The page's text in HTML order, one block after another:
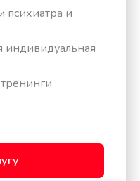
психиатра и
индивидуальная